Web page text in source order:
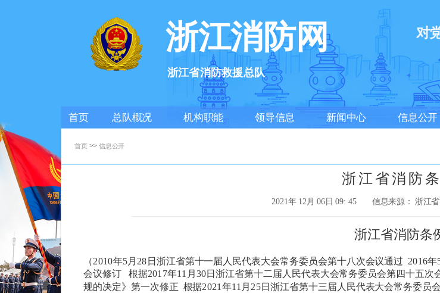
浙江消防网
浙江省消防救援总队
对
首页 总队概况 机构职能 领导信息 新闻中心 信息公开
首页 >>信息公开
浙江省消防
2021年 12月 06日 09: 45 信息来源： 浙江
浙江省消防条
（2010年5月28日浙江省第十一届人民代表大会常务委员会第十八次会议通过 2016
会议修订
根据2017年11月30日浙江省第十二届人民代表大会常务委员会第四十五
规的决定》第一次修正 根据2021年11月25日浙江省第十三届人民代表大会常务委